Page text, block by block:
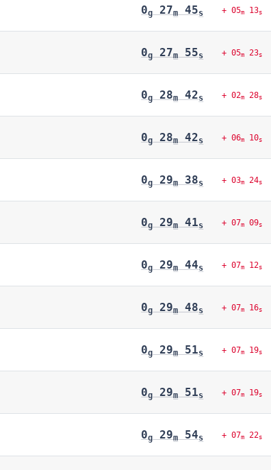
0g 27m 45s + 05m13s
0g 27m 55s + 05m23s
0g 28m 42s + 02m28s
0g 28m 42s + 06m10s
0g 29m 38s + 03m24s
0g 29m 41s + 07m09s
0g 29m 44s + 07m12s
0g 29m 48s + 07m16s
0g 29m 51s + 07m19s
0g 29m 51s + 07m19s
0g 29m 54s + 07m22s